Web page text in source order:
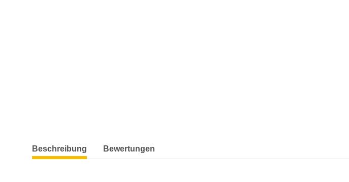
weitere Registerkarten anzeigen
Beschreibung Bewertungen